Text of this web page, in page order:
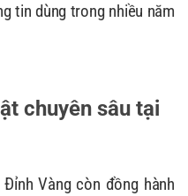
tin dùng trong nhiều năm
chuyên sâu tại
Vàng còn đồng hành